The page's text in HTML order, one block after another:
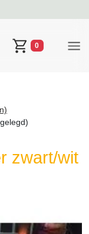
Winkelwagen
0
zwart/wit